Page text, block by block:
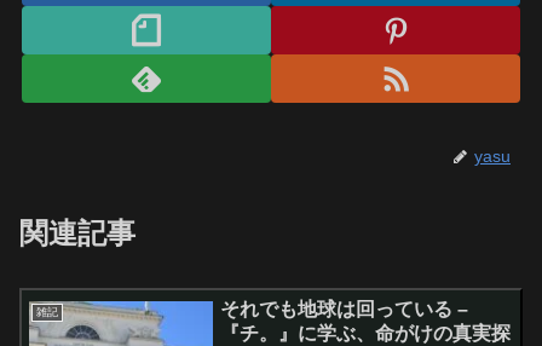
yasu
関連記事
雑記
それでも地球は回っている –
『チ。』に学ぶ、命がけの真実探